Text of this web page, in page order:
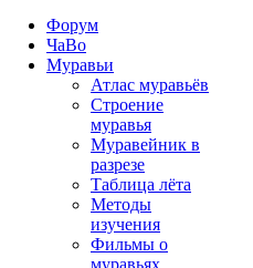
Форум
ЧаВо
Муравьи
Атлас муравьёв
Строение
муравья
Муравейник в
разрезе
Таблица лёта
Методы
изучения
Фильмы о
муравьях